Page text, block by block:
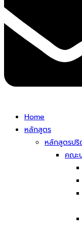
Home
หลักสูตร
หลักสูตรป
คณะ